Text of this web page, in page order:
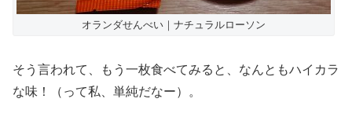
オランダせんべい｜ナチュラルローソン
そう言われて、もう一枚食べてみると、なんともハイカラ
な味！（って私、単純だなー）。